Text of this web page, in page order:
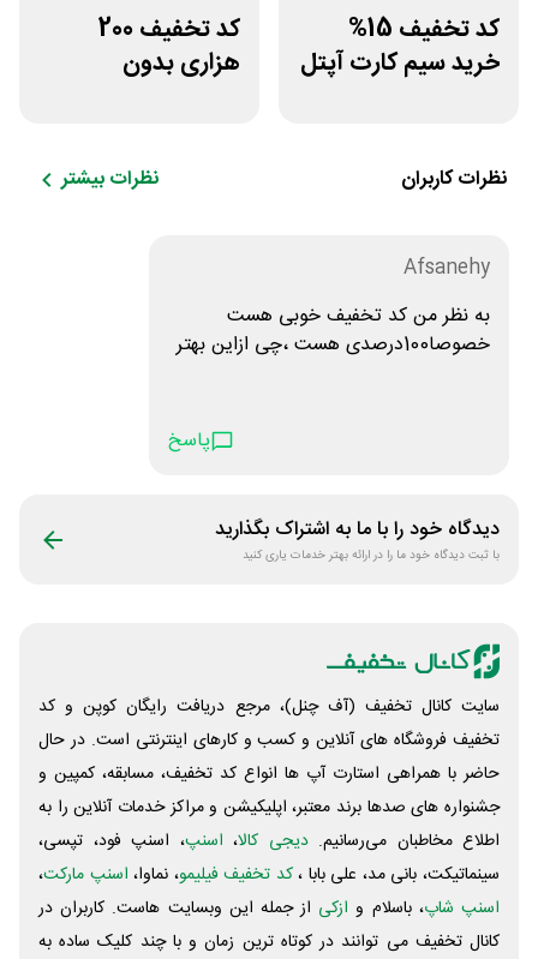
کد تخفیف 15%
خرید سیم کارت آپتل
کد تخفیف 200
هزاری بدون
نظرات کاربران نظرات بیشتر
Afsanehy
به نظر من کد تخفیف خوبی هست
خصوصا100درصدی هست ،چی ازاین بهتر
پاسخ
دیدگاه خود را با ما به اشتراک بگذارید
با ثبت دیدگاه خود ما را در ارائه بهتر خدمات یاری کنید
سایت کانال تخفیف (آف چنل)، مرجع دریافت رایگان کوپن و کد
تخفیف فروشگاه های آنلاین و کسب و‌ کارهای اینترنتی است. در حال
حاضر با همراهی استارت آپ ها انواع کد تخفیف، مسابقه، کمپین و
جشنواره های صدها برند معتبر، اپلیکیشن و مراکز خدمات آنلاین را به
اطلاع مخاطبان می‌رسانیم. دیجی کالا، اسنپ، اسنپ فود، تپسی،
سینماتیکت، بانی مد، علی‌ بابا ،کد تخفیف فیلیمو، نماوا، اسنپ مارکت،
اسنپ شاپ، باسلام و ازکی از جمله این وبسایت ‌هاست. کاربران در
کانال تخفیف می توانند در کوتاه ترین زمان و با چند کلیک ساده به